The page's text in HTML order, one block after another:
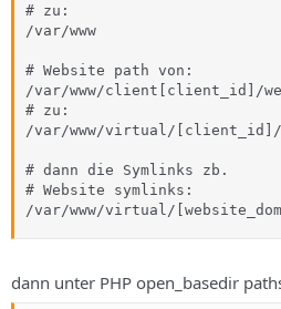
# zu:
/var/www
# Website path von:
/var/www/client[client_id]/
# zu:
/var/www/virtual/[client_id]/
# dann die Symlinks zb.
# Website symlinks:
/var/www/virtual/
dann unter PHP open_basedir